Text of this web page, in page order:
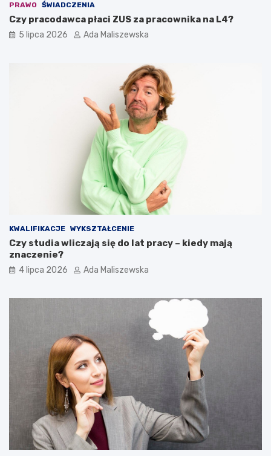
PRAWO ŚWIADCZENIA
Czy pracodawca płaci ZUS za pracownika na L4?
5 lipca 2026 Ada Maliszewska
KWALIFIKACJE WYKSZTAŁCENIE
Czy studia wliczają się do lat pracy – kiedy mają
znaczenie?
4 lipca 2026 Ada Maliszewska